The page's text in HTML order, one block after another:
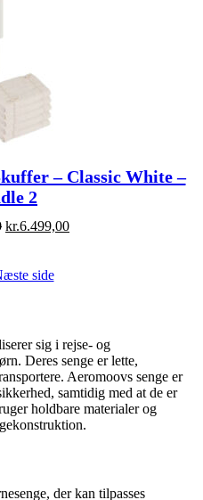
– Classic White –
2
Original
kr.7.443,00.
kr.6.499,00Current
side
sig i rejse- og
Deres senge er lette,
Aeromoovs senge er
samtidig med at de er
holdbare materialer og
der kan tilpasses